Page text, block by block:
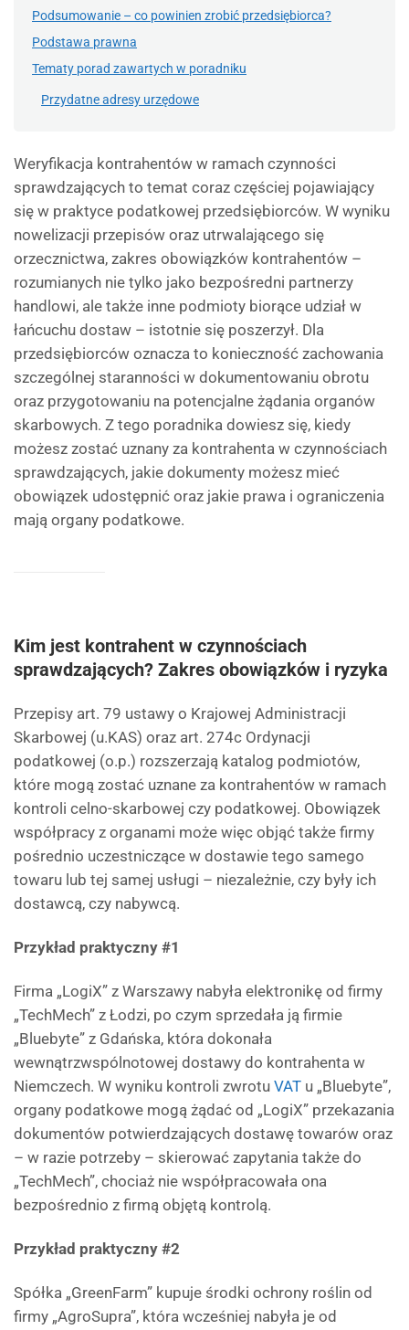
Podsumowanie – co powinien zrobić przedsiębiorca?
Podstawa prawna
Tematy porad zawartych w poradniku
Przydatne adresy urzędowe
Weryfikacja kontrahentów w ramach czynności
sprawdzających to temat coraz częściej pojawiający
się w praktyce podatkowej przedsiębiorców. W wyniku
nowelizacji przepisów oraz utrwalającego się
orzecznictwa, zakres obowiązków kontrahentów –
rozumianych nie tylko jako bezpośredni partnerzy
handlowi, ale także inne podmioty biorące udział w
łańcuchu dostaw – istotnie się poszerzył. Dla
przedsiębiorców oznacza to konieczność zachowania
szczególnej staranności w dokumentowaniu obrotu
oraz przygotowaniu na potencjalne żądania organów
skarbowych. Z tego poradnika dowiesz się, kiedy
możesz zostać uznany za kontrahenta w czynnościach
sprawdzających, jakie dokumenty możesz mieć
obowiązek udostępnić oraz jakie prawa i ograniczenia
mają organy podatkowe.
Kim jest kontrahent w czynnościach
sprawdzających? Zakres obowiązków i ryzyka
Przepisy art. 79 ustawy o Krajowej Administracji
Skarbowej (u.KAS) oraz art. 274c Ordynacji
podatkowej (o.p.) rozszerzają katalog podmiotów,
które mogą zostać uznane za kontrahentów w ramach
kontroli celno-skarbowej czy podatkowej. Obowiązek
współpracy z organami może więc objąć także firmy
pośrednio uczestniczące w dostawie tego samego
towaru lub tej samej usługi – niezależnie, czy były ich
dostawcą, czy nabywcą.
Przykład praktyczny #1
Firma „LogiX” z Warszawy nabyła elektronikę od firmy
„TechMech” z Łodzi, po czym sprzedała ją firmie
„Bluebyte” z Gdańska, która dokonała
wewnątrzwspólnotowej dostawy do kontrahenta w
Niemczech. W wyniku kontroli zwrotu VAT u „Bluebyte”,
organy podatkowe mogą żądać od „LogiX” przekazania
dokumentów potwierdzających dostawę towarów oraz
– w razie potrzeby – skierować zapytania także do
„TechMech”, chociaż nie współpracowała ona
bezpośrednio z firmą objętą kontrolą.
Przykład praktyczny #2
Spółka „GreenFarm” kupuje środki ochrony roślin od
firmy „AgroSupra”, która wcześniej nabyła je od